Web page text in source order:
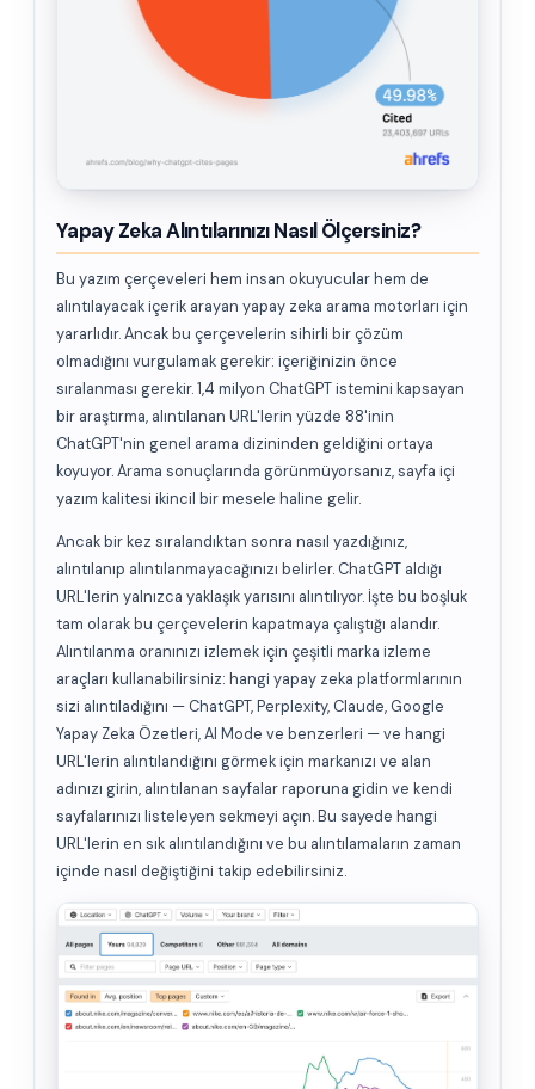
Yapay Zeka Alıntılarınızı Nasıl Ölçersiniz?
Bu yazım çerçeveleri hem insan okuyucular hem de
alıntılayacak içerik arayan yapay zeka arama motorları için
yararlıdır. Ancak bu çerçevelerin sihirli bir çözüm
olmadığını vurgulamak gerekir: içeriğinizin önce
sıralanması gerekir. 1,4 milyon ChatGPT istemini kapsayan
bir araştırma, alıntılanan URL'lerin yüzde 88'inin
ChatGPT'nin genel arama dizininden geldiğini ortaya
koyuyor. Arama sonuçlarında görünmüyorsanız, sayfa içi
yazım kalitesi ikincil bir mesele haline gelir.
Ancak bir kez sıralandıktan sonra nasıl yazdığınız,
alıntılanıp alıntılanmayacağınızı belirler. ChatGPT aldığı
URL'lerin yalnızca yaklaşık yarısını alıntılıyor. İşte bu boşluk
tam olarak bu çerçevelerin kapatmaya çalıştığı alandır.
Alıntılanma oranınızı izlemek için çeşitli marka izleme
araçları kullanabilirsiniz: hangi yapay zeka platformlarının
sizi alıntıladığını — ChatGPT, Perplexity, Claude, Google
Yapay Zeka Özetleri, AI Mode ve benzerleri — ve hangi
URL'lerin alıntılandığını görmek için markanızı ve alan
adınızı girin, alıntılanan sayfalar raporuna gidin ve kendi
sayfalarınızı listeleyen sekmeyi açın. Bu sayede hangi
URL'lerin en sık alıntılandığını ve bu alıntılamaların zaman
içinde nasıl değiştiğini takip edebilirsiniz.